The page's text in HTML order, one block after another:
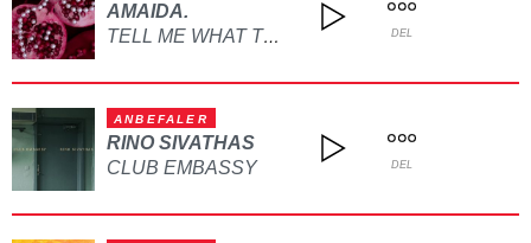
AMAIDA.
TELL ME WHAT TO DO DEL
ANBEFALER
RINO SIVATHAS
CLUB EMBASSY
DEL